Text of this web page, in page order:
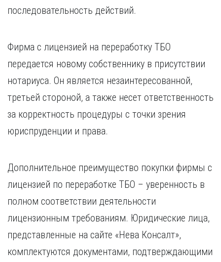
последовательность действий.
Фирма с лицензией на переработку ТБО
передается новому собственнику в присутствии
нотариуса. Он является незаинтересованной,
третьей стороной, а также несет ответственность
за корректность процедуры с точки зрения
юриспруденции и права.
Дополнительное преимущество покупки фирмы с
лицензией по переработке ТБО – уверенность в
полном соответствии деятельности
лицензионным требованиям. Юридические лица,
представленные на сайте «Нева Консалт»,
комплектуются документами, подтверждающими